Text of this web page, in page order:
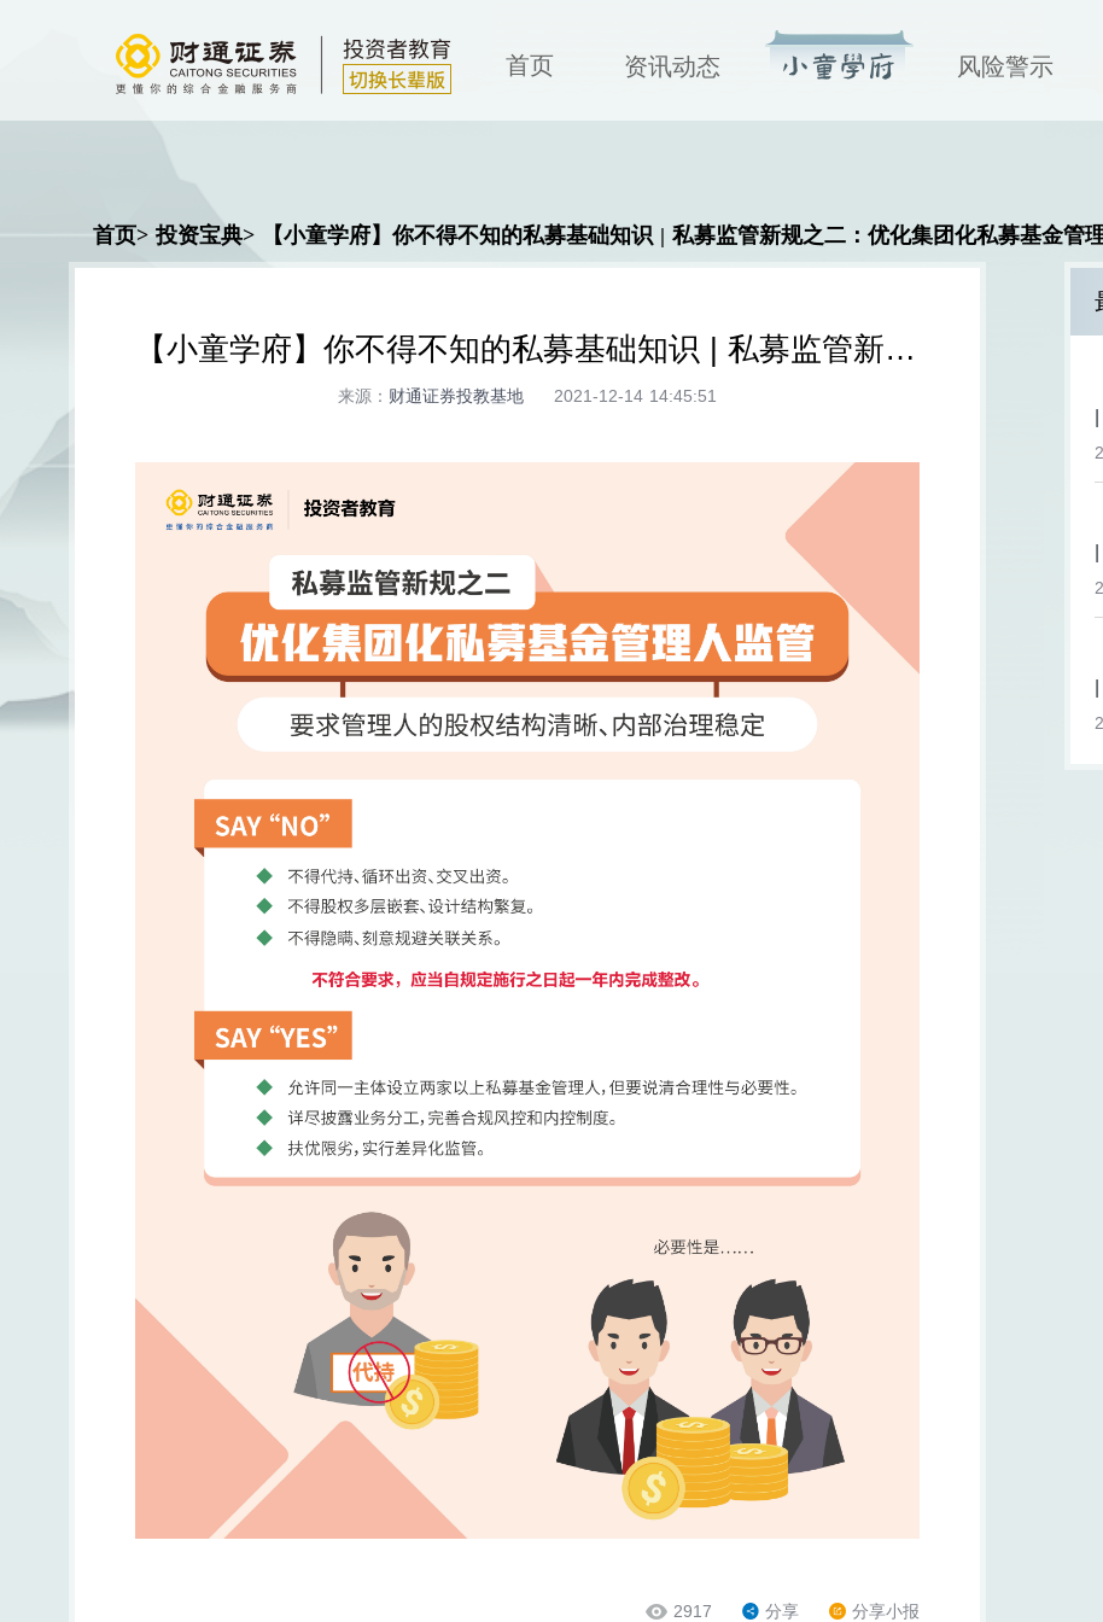
首页 资讯动态 风险警示
首页> 投资宝典> 【小童学府】你不得不知的私募基础知识 | 私募监管新规之二：优化集团化私募基金管
【小童学府】你不得不知的私募基础知识 | 私募监管新规之二：优化集团化私募基金管理人监管
来源： 财通证券投教基地 2021-12-14 14:45:51
2917 分享 分享小报